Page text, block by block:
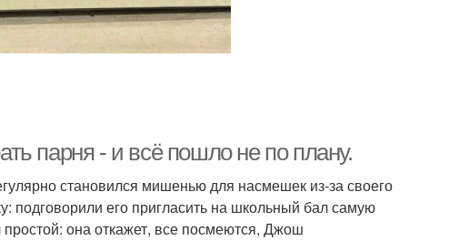
парня - и всё пошло не по плану.
становился мишенью для насмешек из-за своего
подговорили его пригласить на школьный бал самую
она откажет, все посмеются, Джош